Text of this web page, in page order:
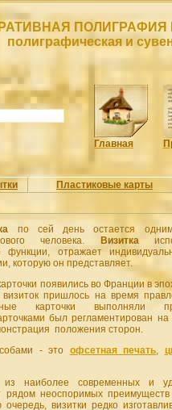
ПОЛИГРАФИЯ
полиграфическая и
Главная
Пластиковые карты
по сей день остается
человека.
Визитка
функции, отражает
которую он представляет.
появились во Франции в
визиток пришлось на время
карточки выполняли
был регламентирован на
положения сторон.
- это офсетная печать,
наиболее современных и
рядом неоспоримых
визитки редко